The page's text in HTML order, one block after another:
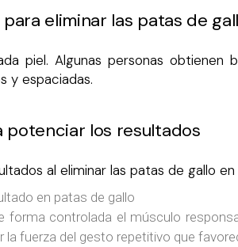
eliminar las patas de
piel. Algunas personas
y espaciadas.
potenciar los resultados
al eliminar las patas de gallo
en patas de gallo
forma controlada el músculo
la fuerza del gesto repetitivo que